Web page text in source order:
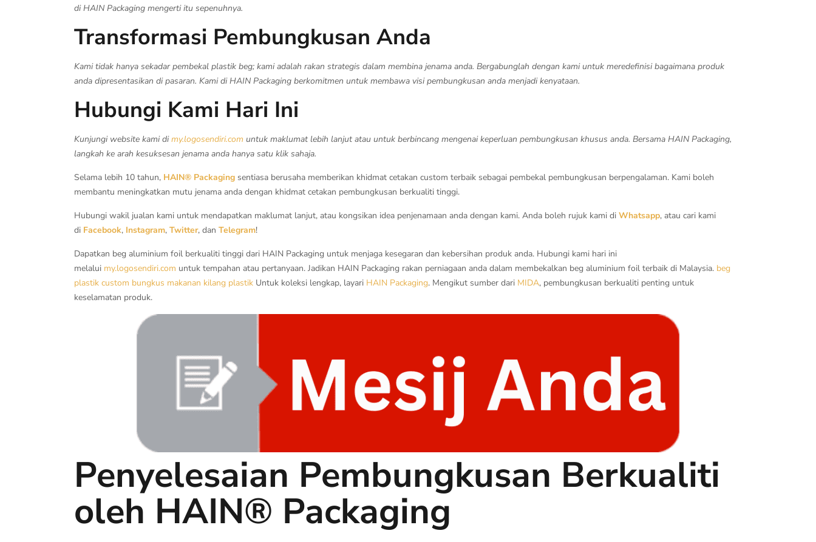
di HAIN Packaging mengerti itu sepenuhnya.
Transformasi Pembungkusan Anda
Kami tidak hanya sekadar pembekal plastik beg; kami adalah rakan strategis dalam membina jenama anda. Bergabunglah dengan kami untuk meredefinisi bagaimana produk
anda dipresentasikan di pasaran. Kami di HAIN Packaging berkomitmen untuk membawa visi pembungkusan anda menjadi kenyataan.
Hubungi Kami Hari Ini
Kunjungi website kami dimy.logosendiri.com untuk maklumat lebih lanjut atau untuk berbincang mengenai keperluan pembungkusan khusus anda. Bersama HAIN Packaging,
langkah ke arah kesuksesan jenama anda hanya satu klik sahaja.
Selama lebih 10 tahun, HAIN® Packaging sentiasa berusaha memberikan khidmat cetakan custom terbaik sebagai pembekal pembungkusan berpengalaman. Kami boleh
membantu meningkatkan mutu jenama anda dengan khidmat cetakan pembungkusan berkualiti tinggi.
Hubungi wakil jualan kami untuk mendapatkan maklumat lanjut, atau kongsikan idea penjenamaan anda dengan kami. Anda boleh rujuk kami diWhatsapp, atau cari kami
di Facebook, Instagram,Twitter, danTelegram!
Dapatkan beg aluminium foil berkualiti tinggi dari HAIN Packaging untuk menjaga kesegaran dan kebersihan produk anda. Hubungi kami hari ini
melalui my.logosendiri.com untuk tempahan atau pertanyaan. Jadikan HAIN Packaging rakan perniagaan anda dalam membekalkan beg aluminium foil terbaik di Malaysia. beg
plastik custom bungkus makanan kilang plastik Untuk koleksi lengkap, layari HAIN Packaging. Mengikut sumber dari MIDA, pembungkusan berkualiti penting untuk
keselamatan produk.
Penyelesaian Pembungkusan Berkualiti
oleh HAIN® Packaging